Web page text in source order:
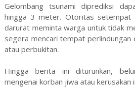
Gelombang tsunami diprediksi
hingga 3 meter. Otoritas setempat
darurat meminta warga untuk tidak
segera mencari tempat perlindungan
atau perbukitan.
Hingga berita ini diturunkan,
mengenai korban jiwa atau